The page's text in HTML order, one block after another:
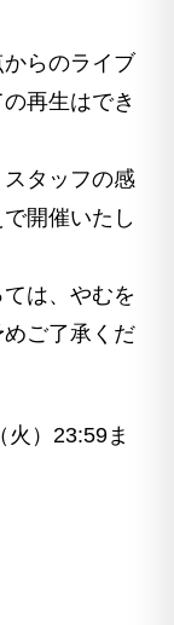
らのライブ
再生はでき
タッフの感
開催いたし
は、やむを
ご了承くだ
）23:59ま